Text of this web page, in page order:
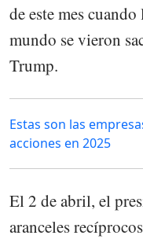
de este mes
mundo se vieron
Trump.
Estas son las
acciones en 2025
El 2 de abril, el
aranceles